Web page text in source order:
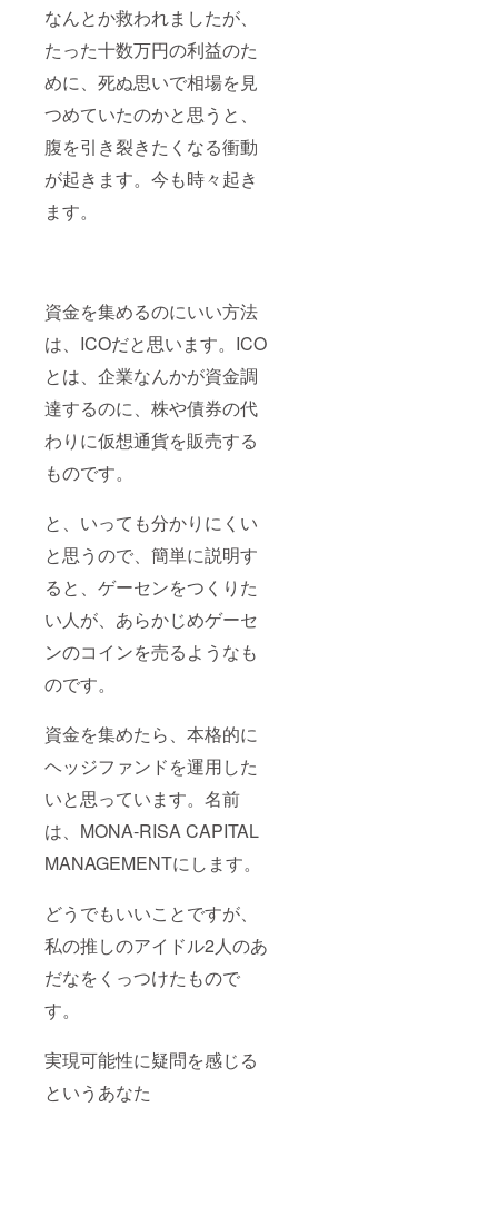
なんとか救われましたが、
たった十数万円の利益のた
めに、死ぬ思いで相場を見
つめていたのかと思うと、
腹を引き裂きたくなる衝動
が起きます。今も時々起き
ます。
資金を集めるのにいい方法
は、ICOだと思います。ICO
とは、企業なんかが資金調
達するのに、株や債券の代
わりに仮想通貨を販売する
ものです。
と、いっても分かりにくい
と思うので、簡単に説明す
ると、ゲーセンをつくりた
い人が、あらかじめゲーセ
ンのコインを売るようなも
のです。
資金を集めたら、本格的に
ヘッジファンドを運用した
いと思っています。名前
は、MONA-RISA CAPITAL
MANAGEMENTにします。
どうでもいいことですが、
私の推しのアイドル2人のあ
だなをくっつけたもので
す。
実現可能性に疑問を感じる
というあなた